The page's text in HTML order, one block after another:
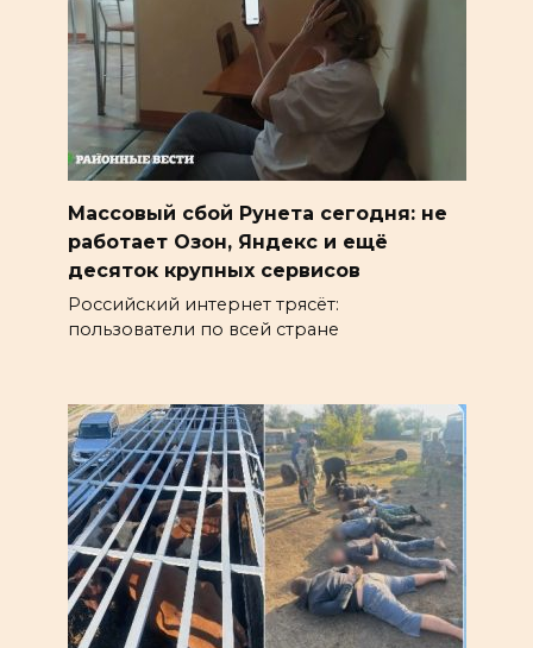
Массовый сбой Рунета сегодня: не
работает Озон, Яндекс и ещё
десяток крупных сервисов
Российский интернет трясёт:
пользователи по всей стране